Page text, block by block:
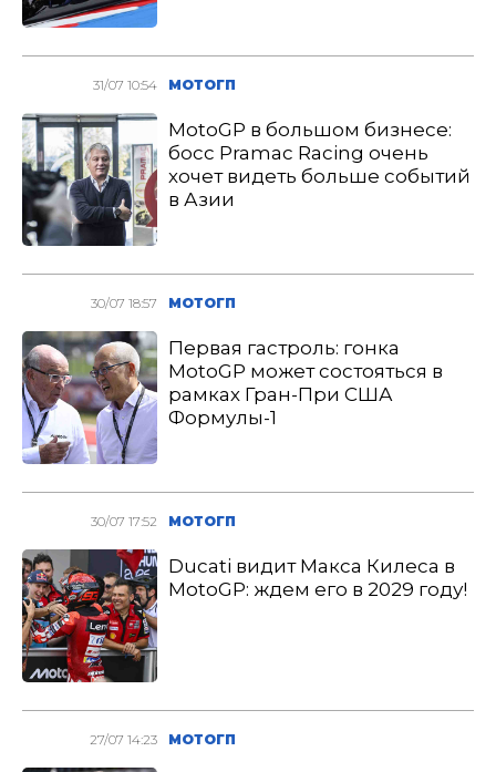
31/07 10:54 МОТОГП
MotoGP в большом бизнесе:
босс Pramac Racing очень
хочет видеть больше событий
в Азии
30/07 18:57 МОТОГП
Первая гастроль: гонка
MotoGP может состояться в
рамках Гран-При США
Формулы-1
30/07 17:52 МОТОГП
Ducati видит Макса Килеса в
MotoGP: ждем его в 2029 году!
27/07 14:23 МОТОГП